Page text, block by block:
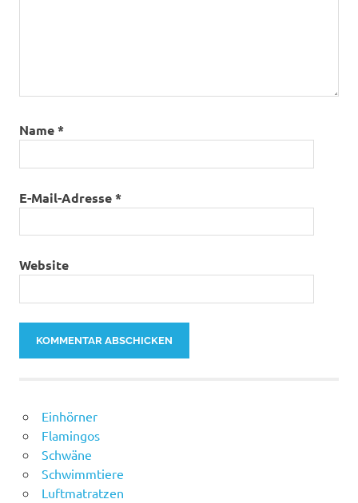
Name*
E-Mail-Adresse*
Website
Einhörner
Flamingos
Schwäne
Schwimmtiere
Luftmatratzen